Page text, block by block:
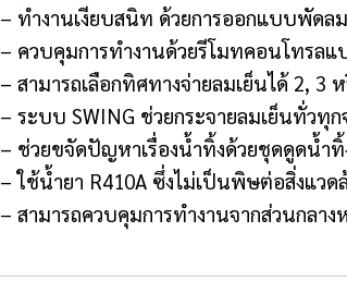
– ทำงานเงียบสนิท ด้วยการออกแบบพัดล
– ควบคุมการทำงานด้วยรีโมทคอนโทรล
– สามารถเลือกทิศทางจ่ายลมเย็นได้ 2, 3
– ระบบ SWING ช่วยกระจายลมเย็นทั่วทุก
– ช่วยขจัดปัญหาเรื่องน้ำทิ้งด้วยชุดดูดน้ำ
– ใช้น้ำยา R410A ซึ่งไม่เป็นพิษต่อสิ่งแวด
– สามารถควบคุมการทำงานจากส่วนกล